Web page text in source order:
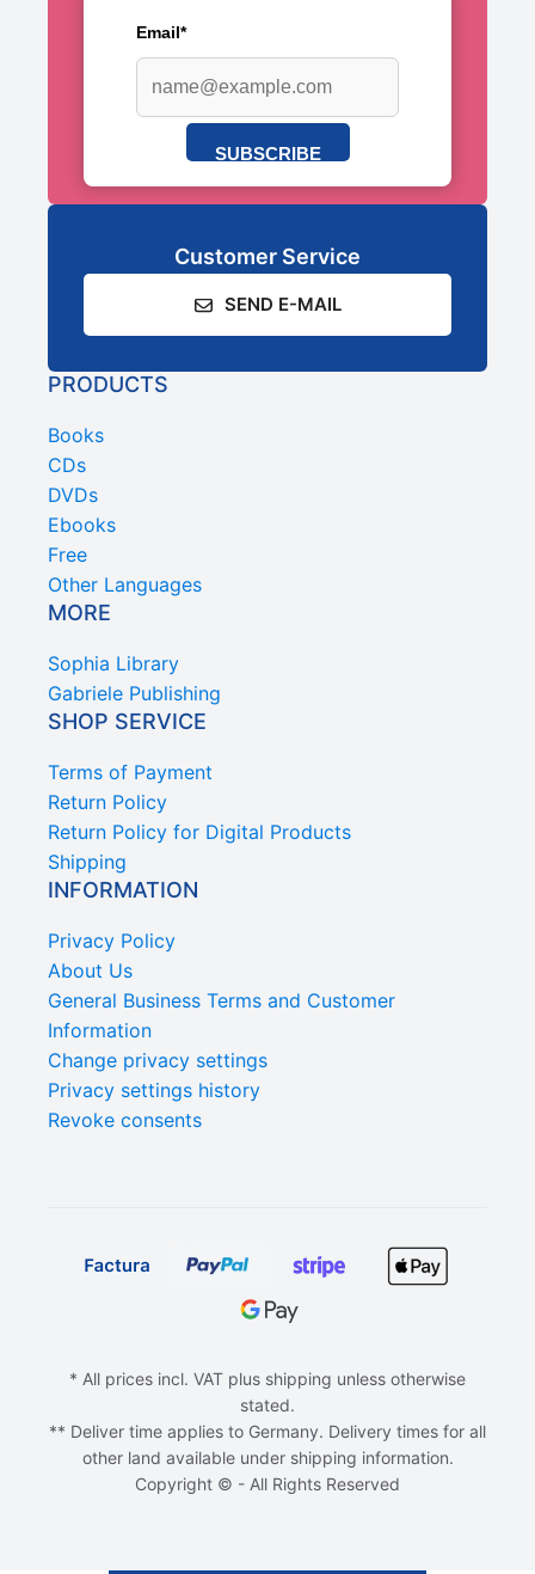
Email*
SUBSCRIBE
Customer Service
SEND E-MAIL
PRODUCTS
Books
CDs
DVDs
Ebooks
Free
Other Languages
MORE
Sophia Library
Gabriele Publishing
SHOP SERVICE
Terms of Payment
Return Policy
Return Policy for Digital Products
Shipping
INFORMATION
Privacy Policy
About Us
General Business Terms and Customer
Information
Change privacy settings
Privacy settings history
Revoke consents
* All prices incl. VAT plus shipping unless otherwise
stated.
** Deliver time applies to Germany. Delivery times for all
other land available under shipping information.
Copyright © - All Rights Reserved